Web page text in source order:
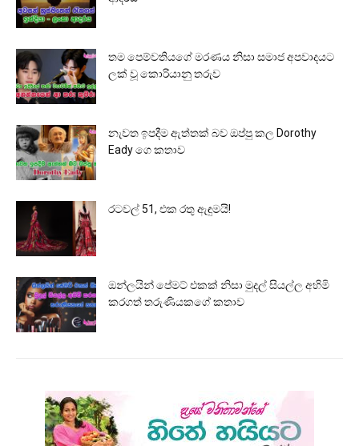
තම පෙම්වතියගේ මරණය නිසා සමාජ අපවාදයට
ලක් වූ කොරියානු තරුව
නැවත ඉපදීම ඇත්තක් බව ඔප්පු කල Dorothy
Eady ගෙ කතාව
රටවල් 51, එක රතු ඇඳුමයි!
ඔන්ලයින් පේමට් එකක් නිසා මුදල් සියල්ල අහිමි
කරගත් තරුණියකගේ කතාව